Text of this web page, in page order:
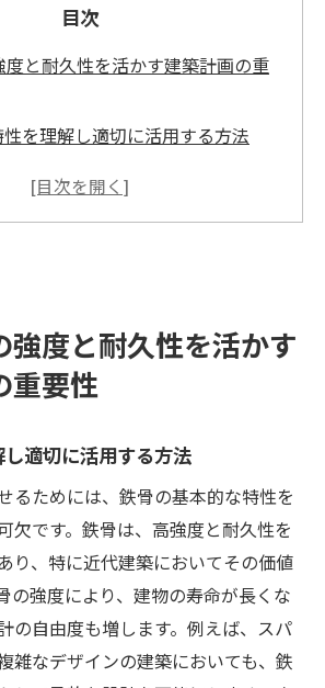
目次
と耐久性を活かす建築計画の重
を理解し適切に活用する方法
における鉄骨の役割と効果
的に改善する鉄骨工事の秘訣
間短縮を実現する技術
ールを活用した施工管理
適化するための鉄骨利用法
安全性向上のための取り組み
材調達とその管理方法
ト削減戦略とその実践法
と長期維持費のバランス
強度と耐久性を活かす
重要性
適切に活用する方法
るためには、鉄骨の基本的な特性を
欠です。鉄骨は、高強度と耐久性を
り、特に近代建築においてその価値
の強度により、建物の寿命が長くな
の自由度も増します。例えば、スパ
雑なデザインの建築においても、鉄